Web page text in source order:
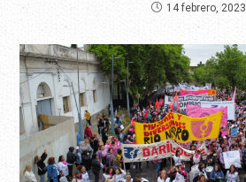
14 febrero, 2023